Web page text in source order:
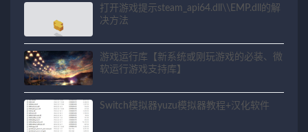
打开游戏提示steam_api64.dll\\EMP.dll的解
决方法
游戏运行库【新系统或刚玩游戏的必装、微
软运行游戏支持库】
Switch模拟器yuzu模拟器教程+汉化软件